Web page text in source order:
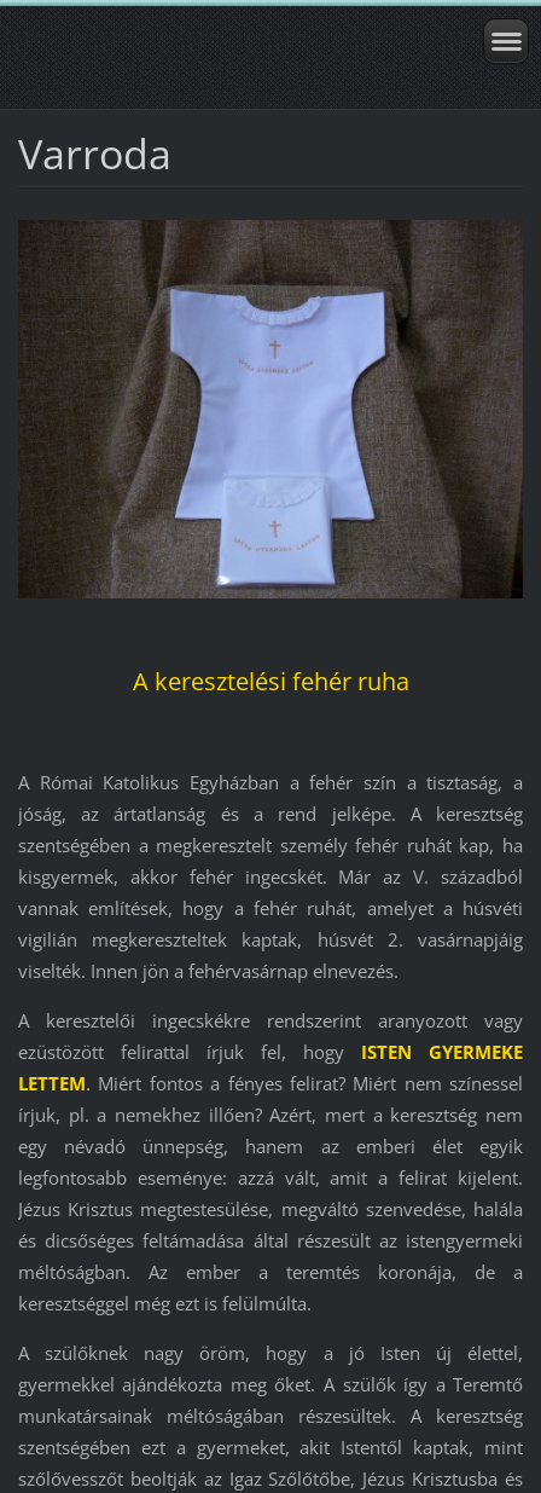
Varroda
A keresztelési fehér ruha
A Római Katolikus Egyházban a fehér szín a tisztaság, a
jóság, az ártatlanság és a rend jelképe. A keresztség
szentségében a megkeresztelt személy fehér ruhát kap, ha
kisgyermek, akkor fehér ingecskét. Már az V. századból
vannak említések, hogy a fehér ruhát, amelyet a húsvéti
vigilián megkereszteltek kaptak, húsvét 2. vasárnapjáig
viselték. Innen jön a fehérvasárnap elnevezés.
A keresztelői ingecskékre rendszerint aranyozott vagy
ezüstözött felirattal írjuk fel, hogy ISTEN GYERMEKE
LETTEM. Miért fontos a fényes felirat? Miért nem színessel
írjuk, pl. a nemekhez illően? Azért, mert a keresztség nem
egy névadó ünnepség, hanem az emberi élet egyik
legfontosabb eseménye: azzá vált, amit a felirat kijelent.
Jézus Krisztus megtestesülése, megváltó szenvedése, halála
és dicsőséges feltámadása által részesült az istengyermeki
méltóságban. Az ember a teremtés koronája, de a
keresztséggel még ezt is felülmúlta.
A szülőknek nagy öröm, hogy a jó Isten új élettel,
gyermekkel ajándékozta meg őket. A szülők így a Teremtő
munkatársainak méltóságában részesültek. A keresztség
szentségében ezt a gyermeket, akit Istentől kaptak, mint
szőlővesszőt beoltják az Igaz Szőlőtőbe, Jézus Krisztusba és